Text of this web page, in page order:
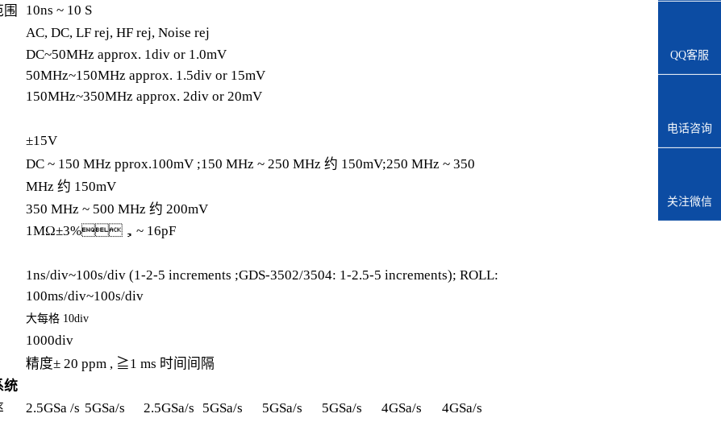
10ns ~ 10 S
AC, DC, LF rej, HF rej, Noise rej
DC~50MHz approx. 1div or 1.0mV
50MHz~150MHz approx. 1.5div or 15mV
150MHz~350MHz approx. 2div or 20mV
±15V
DC ~ 150 MHz pprox.100mV ;150 MHz ~ 250 MHz 约 150mV;250 MHz ~ 350
MHz 约 150mV
350 MHz ~ 500 MHz 约 200mV
1MΩ±3%，~ 16pF
1ns/div~100s/div (1-2-5 increments ;GDS-3502/3504: 1-2.5-5 increments); ROLL:
100ms/div~100s/div
大每格 10div
1000div
精度± 20 ppm , ≧1 ms 时间间隔
统
2.5GSa /s 5GSa/s 2.5GSa/s 5GSa/s 5GSa/s 5GSa/s 4GSa/s
4GSa/s
QQ客服
电话咨询
关注微信